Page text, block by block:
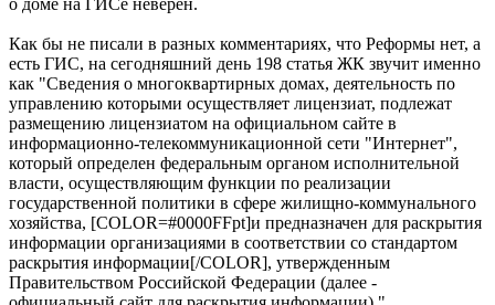
Как бы не писали в разных комментариях, что Реформы нет, а
есть ГИС, на сегодняшний день 198 статья ЖК звучит именно
как "Сведения о многоквартирных домах, деятельность по
управлению которыми осуществляет лицензиат, подлежат
размещению лицензиатом на официальном сайте в
информационно-телекоммуникационной сети "Интернет",
который определен федеральным органом исполнительной
власти, осуществляющим функции по реализации
государственной политики в сфере жилищно-коммунального
хозяйства, [COLOR=#0000FFpt]и предназначен для раскрытия
информации организациями в соответствии со стандартом
раскрытия информации[/COLOR], утвержденным
Правительством Российской Федерации (далее -